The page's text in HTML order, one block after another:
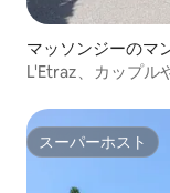
マッソンジーのマ
L'Etraz、カップル
スーパーホスト
スーパーホスト